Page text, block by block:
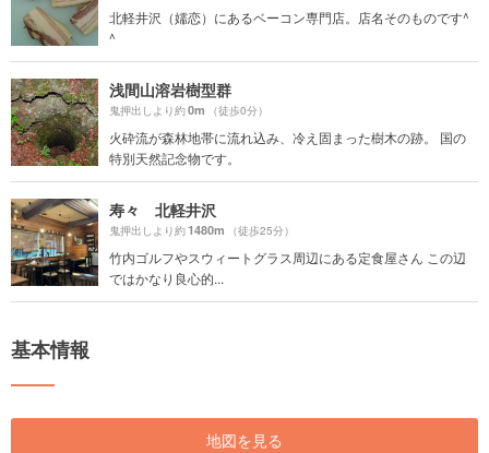
北軽井沢（嬬恋）にあるベーコン専門店。店名そのものです^
^
浅間山溶岩樹型群
鬼押出しより約0m （徒歩0分）
火砕流が森林地帯に流れ込み、冷え固まった樹木の跡。 国の
特別天然記念物です。
寿々 北軽井沢
鬼押出しより約1480m （徒歩25分）
竹内ゴルフやスウィートグラス周辺にある定食屋さん この辺
ではかなり良心的...
基本情報
地図を見る